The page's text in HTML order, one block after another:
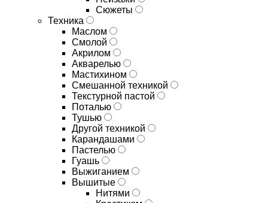
Сюжеты
Техника
Маслом
Смолой
Акрилом
Акварелью
Мастихином
Смешанной техникой
Текстурной пастой
Поталью
Тушью
Другой техникой
Карандашами
Пастелью
Гуашь
Выжиганием
Вышитые
Нитями